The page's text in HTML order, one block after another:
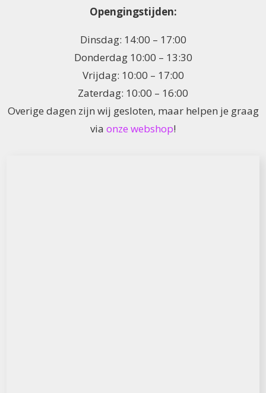
Opengingstijden:
Dinsdag: 14:00 – 17:00
Donderdag 10:00 – 13:30
Vrijdag: 10:00 – 17:00
Zaterdag: 10:00 – 16:00
Overige dagen zijn wij gesloten, maar helpen je graag
via onze webshop!